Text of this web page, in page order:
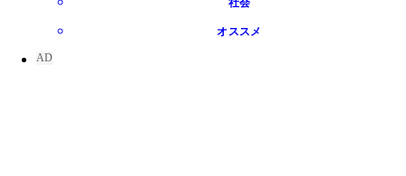
社会
オススメ